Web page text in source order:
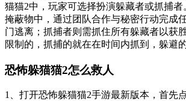
猫猫2中，玩家可选择扮演躲藏者或抓捕
掩蔽物中，通过团队合作与秘密行动完成
门逃离；抓捕者则需抓住所有躲藏者以获
限制的，抓捕的就在在时间内抓到，躲避
恐怖躲猫猫2怎么救人
1、打开恐怖躲猫猫2手游最新版本，首先